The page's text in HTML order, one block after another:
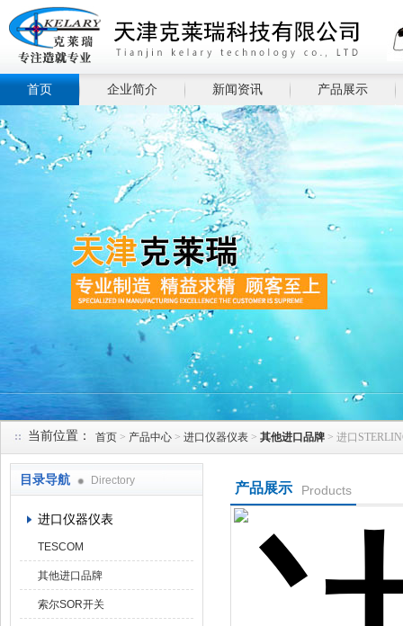
首页 企业简介 新闻资讯 产品展示
当前位置： 首页 > 产品中心 > 进口仪器仪表 > 其他进口品牌 > 进口
目录导航 Directory
进口仪器仪表
TESCOM
其他进口品牌
索尔SOR开关
产品展示 Products